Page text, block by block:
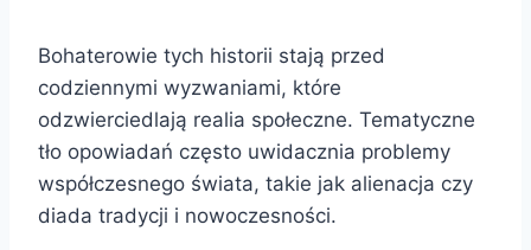
Bohaterowie tych historii stają przed
codziennymi wyzwaniami, które
odzwierciedlają realia społeczne. Tematyczne
tło opowiadań często uwidacznia problemy
współczesnego świata, takie jak alienacja czy
diada tradycji i nowoczesności.